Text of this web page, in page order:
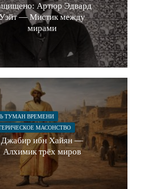
Артюр Эдвард
— Мистик между
мирами
ТУМАН ВРЕМЕНИ
МАСОНСТВО
Джабир ибн Хайян —
Алхимик трёх миров